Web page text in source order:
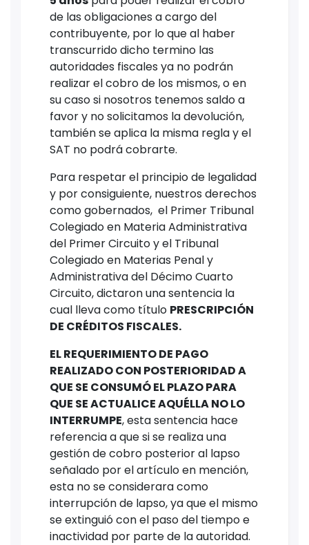
de las obligaciones a cargo del
contribuyente, por lo que al haber
transcurrido dicho termino las
autoridades fiscales ya no podrán
realizar el cobro de los mismos, o en
su caso si nosotros tenemos saldo a
favor y no solicitamos la devolución,
también se aplica la misma regla y el
SAT no podrá cobrarte.
Para respetar el principio de legalidad
y por consiguiente, nuestros derechos
como gobernados, el Primer Tribunal
Colegiado en Materia Administrativa
del Primer Circuito y el Tribunal
Colegiado en Materias Penal y
Administrativa del Décimo Cuarto
Circuito, dictaron una sentencia la
cual lleva como título PRESCRIPCIÓN
DE CRÉDITOS FISCALES.
EL REQUERIMIENTO DE PAGO
REALIZADO CON POSTERIORIDAD A
QUE SE CONSUMÓ EL PLAZO PARA
QUE SE ACTUALICE AQUÉLLA NO LO
INTERRUMPE, esta sentencia hace
referencia a que si se realiza una
gestión de cobro posterior al lapso
señalado por el artículo en mención,
esta no se considerara como
interrupción de lapso, ya que el mismo
se extinguió con el paso del tiempo e
inactividad por parte de la autoridad.